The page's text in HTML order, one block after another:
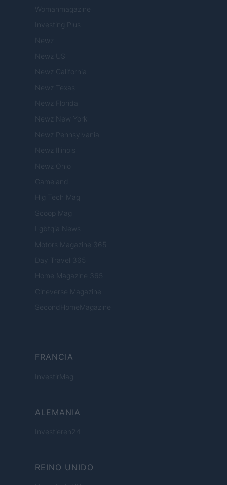
Womanmagazine
Investing Plus
Newz
Newz US
Newz California
Newz Texas
Newz Florida
Newz New York
Newz Pennsylvania
Newz Illinois
Newz Ohio
Gameland
Hig Tech Mag
Scoop Mag
Lgbtqia News
Motors Magazine 365
Day Travel 365
Home Magazine 365
Cineverse Magazine
SecondHomeMagazine
FRANCIA
InvestirMag
ALEMANIA
Investieren24
REINO UNIDO